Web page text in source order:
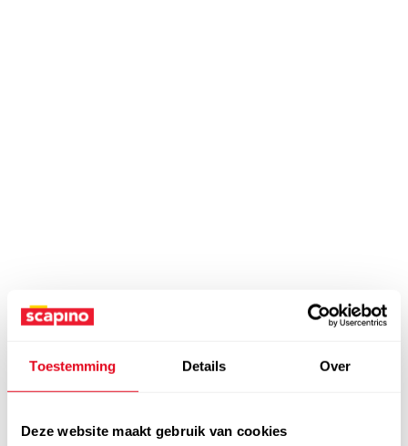
Toestemming Details Over
Deze website maakt gebruik van cookies